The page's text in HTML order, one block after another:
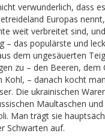
verwunderlich, dass
Europas
weit verbreitet sind,
– das populärste und
dem ungesäuerten
zu – den Beeren, dem
Kohl, – danach kocht
Die ukrainischen
Maultaschen und
Man trägt sie
Schwarten auf.